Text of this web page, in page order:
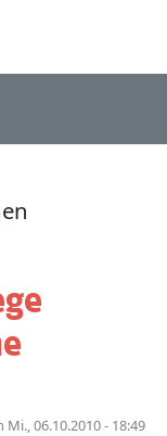
Mi., 06.10.2010 - 18:49